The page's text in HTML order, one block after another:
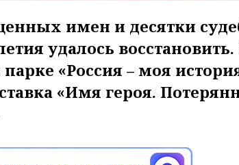
имен и десятки
удалось восстановить.
«Россия – моя
«Имя героя.